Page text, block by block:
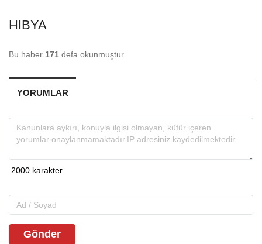
HIBYA
Bu haber 171 defa okunmuştur.
YORUMLAR
Gönder